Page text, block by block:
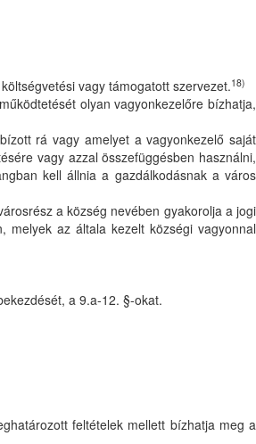
vagy támogatott szervezet.18)
olyan vagyonkezelőre bízhatja,
rá vagy amelyet a vagyonkezelő saját
vagy azzal összefüggésben használni,
kell állnia a gazdálkodásnak a város
a község nevében gyakorolja a jogi
az általa kezelt községi vagyonnal
a 9.a-12. §-okat.
feltételek mellett bízhatja meg a